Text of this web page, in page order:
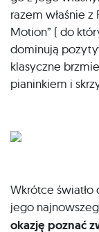
razem właśnie z
Motion” ( do
dominują
klasyczne
pianinkiem i
Wkrótce
jego
okazję poznać